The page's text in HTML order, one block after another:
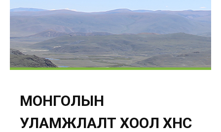
МОНГОЛЫН
УЛАМЖЛАЛТ ХООЛ ХҮНС